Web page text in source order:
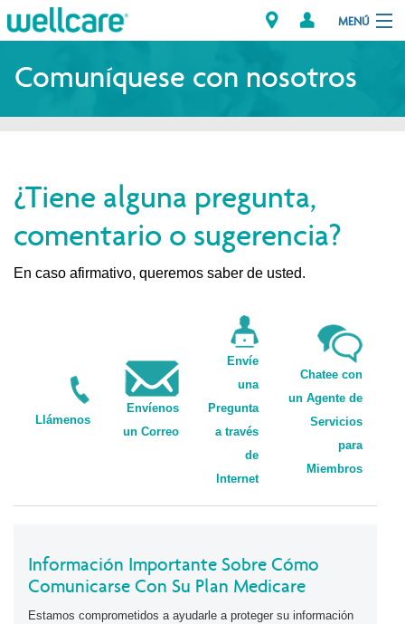
MENÚ
Explorar los Planes
Miembros
Intermediarios
Encuentre un Proveedor/Farmacia
Comuníquese con nosotros
¿Tiene alguna pregunta,
comentario o sugerencia?
En caso afirmativo, queremos saber de usted.
Llámenos
Envíenos
un Correo
Envíe
una
Pregunta
a través
de
Internet
Chatee con
un Agente de
Servicios
para
Miembros
Información Importante Sobre Cómo
Comunicarse Con Su Plan Medicare
Estamos comprometidos a ayudarle a proteger su información